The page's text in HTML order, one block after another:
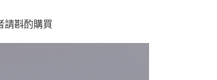
狀況，表示未達大哥付你分期系統評分，恕
可選擇「超商條碼／台灣大直營門市／銀行轉
」等通路繳費。
訊認證，即可結帳。
後，再付款。
程】
先享後付」後，將跳轉至「AFTEE先享後
並確認金額後，即可完成結帳。
到繳費通知簡訊。
以上)免運費
請斟酌購買